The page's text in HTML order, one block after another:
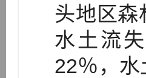
头地区森
水土流
22％，